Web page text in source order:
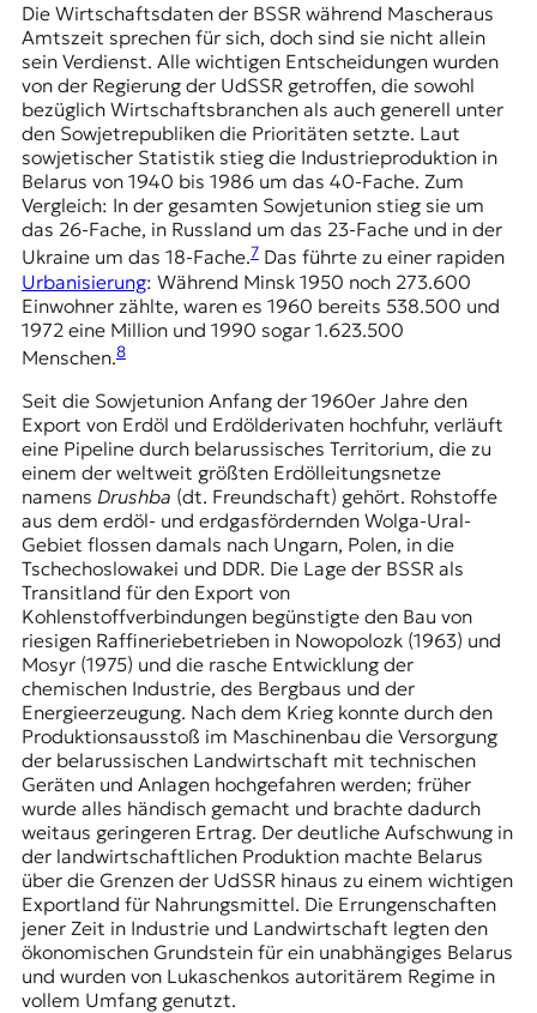
Die Wirtschaftsdaten der BSSR während Mascheraus
Amtszeit sprechen für sich, doch sind sie nicht allein
sein Verdienst. Alle wichtigen Entscheidungen wurden
von der Regierung der UdSSR getroffen, die sowohl
bezüglich Wirtschaftsbranchen als auch generell unter
den Sowjetrepubliken die Prioritäten setzte. Laut
sowjetischer Statistik stieg die Industrieproduktion in
Belarus von 1940 bis 1986 um das 40-Fache. Zum
Vergleich: In der gesamten Sowjetunion stieg sie um
das 26-Fache, in Russland um das 23-Fache und in der
Ukraine um das 18-Fache.7Das führte zu einer rapiden
Urbanisierung: Während Minsk 1950 noch 273.600
Einwohner zählte, waren es 1960 bereits 538.500 und
1972 eine Million und 1990 sogar 1.623.500
Menschen.8
Seit die Sowjetunion Anfang der 1960er Jahre den
Export von Erdöl und Erdölderivaten hochfuhr, verläuft
eine Pipeline durch belarussisches Territorium, die zu
einem der weltweit größten Erdölleitungsnetze
namens Drushba (dt. Freundschaft) gehört. Rohstoffe
aus dem erdöl- und erdgasfördernden Wolga-Ural-
Gebiet flossen damals nach Ungarn, Polen, in die
Tschechoslowakei und DDR. Die Lage der BSSR als
Transitland für den Export von
Kohlenstoffverbindungen begünstigte den Bau von
riesigen Raffineriebetrieben in Nowopolozk (1963) und
Mosyr (1975) und die rasche Entwicklung der
chemischen Industrie, des Bergbaus und der
Energieerzeugung. Nach dem Krieg konnte durch den
Produktionsausstoß im Maschinenbau die Versorgung
der belarussischen Landwirtschaft mit technischen
Geräten und Anlagen hochgefahren werden; früher
wurde alles händisch gemacht und brachte dadurch
weitaus geringeren Ertrag. Der deutliche Aufschwung in
der landwirtschaftlichen Produktion machte Belarus
über die Grenzen der UdSSR hinaus zu einem wichtigen
Exportland für Nahrungsmittel. Die Errungenschaften
jener Zeit in Industrie und Landwirtschaft legten den
ökonomischen Grundstein für ein unabhängiges Belarus
und wurden von Lukaschenkos autoritärem Regime in
vollem Umfang genutzt.